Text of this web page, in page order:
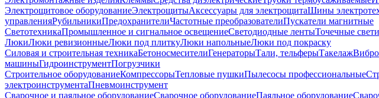
Электрощитовое оборудованиеЭлектрощитыАксессуары для электрощитаШины
управленияРубильникиПредохранителиЧастотные преобразователиПускатели магнитные
СветотехникаПромышленное и сигнальное освещениеСветодиодные лентыТочечные
ЛюкиЛюки ревизионныеЛюки под плиткуЛюки напольныеЛюки под покраску
Силовая и строительная техникаБетоносмесителиГенераторыТали, тельферыТакелаж
машиныГидроинструментПогрузчики
Строительное оборудованиеКомпрессорыТепловые пушкиПылесосы профессиональные
электроинструментаПневмоинструмент
Сварочное и паяльное оборудованиеСварочное оборудованиеПаяльное оборудование